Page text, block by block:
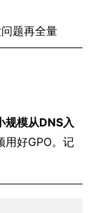
题再全量
规模从DNS入
用好GPO。记